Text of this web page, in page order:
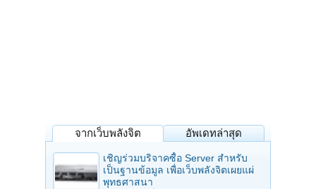
จากเว็บพลังจิต อัพเดทล่าสุด
เชิญร่วมบริจาคซื้อ Server สำหรับ
เป็นฐานข้อมูล เพื่อเว็บพลังจิตเผยแผ่
พุทธศาสนา